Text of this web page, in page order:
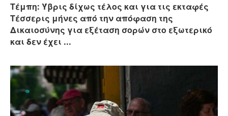
Τέμπη: Ύβρις δίχως τέλος και για τις εκταφές
Τέσσερις μήνες από την απόφαση της
Δικαιοσύνης για εξέταση σορών στο εξωτερικό
και δεν έχει ...